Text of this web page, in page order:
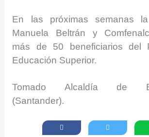
En las próximas semanas la
Manuela Beltrán y
más de 50 beneficiarios del
Educación Superior.
Tomado Alcaldía de
(Santander).